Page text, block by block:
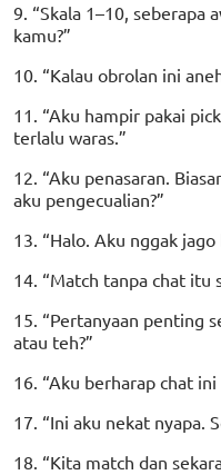
9. “Skala 1–10,
kamu?”
10. “Kalau obrolan ini
11. “Aku hampir pakai
terlalu waras.”
12. “Aku penasaran.
aku pengecualian?”
13. “Halo. Aku nggak
14. “Match tanpa chat itu
15. “Pertanyaan penting
atau teh?”
16. “Aku berharap chat
17. “Ini aku nekat nyapa.
18. “Kita match dan